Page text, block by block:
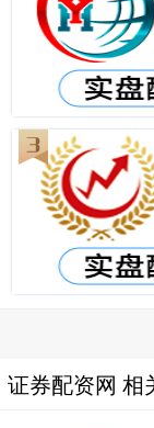
证券配资网 相